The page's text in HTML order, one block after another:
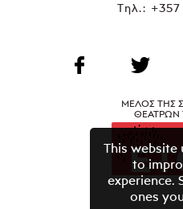
Τηλ.:
ΜΕΛΟΣ ΤΗΣ
ΘΕΑΤΡΩΝ
This website
to
experience.
ones